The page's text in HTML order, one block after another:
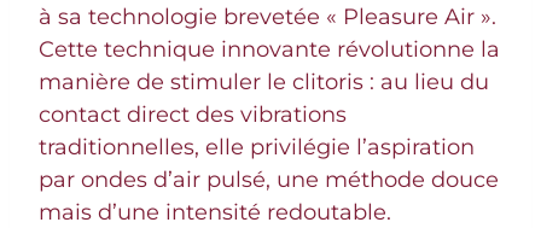
à sa technologie brevetée « Pleasure Air ».
Cette technique innovante révolutionne la
manière de stimuler le clitoris : au lieu du
contact direct des vibrations
traditionnelles, elle privilégie l’aspiration
par ondes d’air pulsé, une méthode douce
mais d’une intensité redoutable.